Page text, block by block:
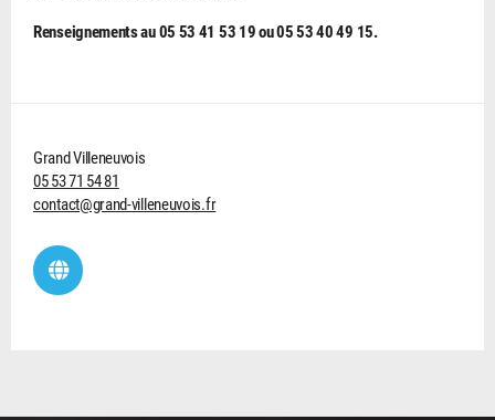
Renseignements au 05 53 41 53 19 ou 05 53 40 49 15.
Grand Villeneuvois
05 53 71 54 81
contact@grand-villeneuvois.fr